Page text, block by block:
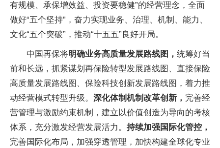
有规模、承保增效益、投资要稳健”的经营理念，全面
做好“五个坚持”，奋力实现业务、治理、机制、能力、
文化“五个突破”，推动“十五五”良好开局。
中国再保将明确业务高质量发展路线图， 统筹好当
前和长远，抓紧谋划再保险转型发展路线图、直接保险
高质量发展路线图、保险科技创新发展路线图，着力推
动经营模式转型升级。 深化体制机制改革创新， 完善经
营管理与激励约束机制，建立以价值创造为导向的考核
体系，充分激发经营发展活力。 持续加强国际化管控，
完善国际化布局，加强穿透管理，加快构建全球化专业